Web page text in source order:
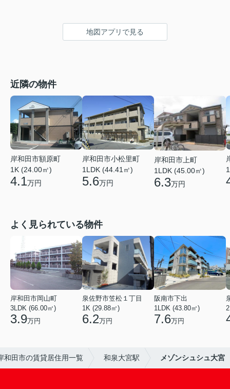
地図アプリで見る
近隣の物件
岸和田市額原町
1K (24.00㎡)
4.1万円
岸和田市小松里町
1LDK (44.41㎡)
5.6万円
岸和田市上町
1LDK (45.00㎡)
6.3万円
よく見られている物件
岸和田市岡山町
3LDK (66.00㎡)
3.9万円
泉佐野市笠松１丁目
1K (29.88㎡)
6.2万円
阪南市下出
1LDK (43.80㎡)
7.6万円
和田市の賃貸居住用一覧 和泉大宮駅 メゾンシュシュ大宮